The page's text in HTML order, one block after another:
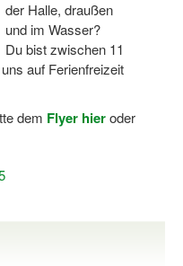
der Halle, draußen
und im Wasser?
Du bist zwischen 11
auf Ferienfreizeit
dem Flyer hieroder